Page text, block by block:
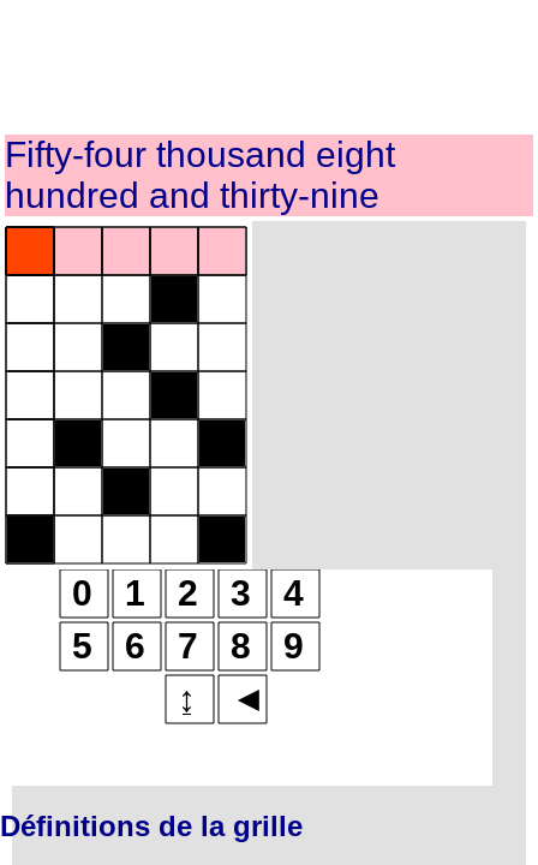
Fifty-four thousand eight
hundred and thirty-nine
Définitions de la grille